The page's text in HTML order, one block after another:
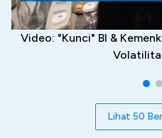
Video: "Kunci" BI &
Lihat 50